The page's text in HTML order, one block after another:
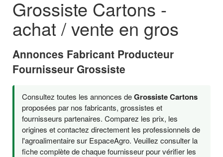
Grossiste Cartons -
achat / vente en gros
Annonces Fabricant Producteur
Fournisseur Grossiste
Consultez toutes les annonces deGrossiste Cartons
proposées par nos fabricants, grossistes et
fournisseurs partenaires. Comparez les prix, les
origines et contactez directement les professionnels de
l'agroalimentaire sur EspaceAgro. Veuillez consulter la
fiche complète de chaque fournisseur pour vérifier les